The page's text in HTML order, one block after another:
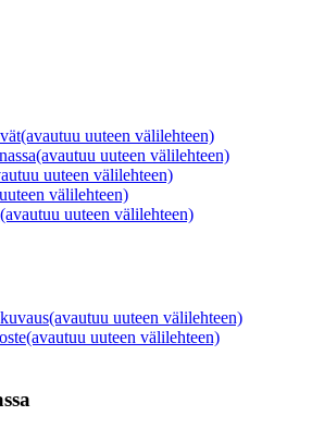
(avautuu uuteen välilehteen)
(avautuu uuteen välilehteen)
uuteen välilehteen)
välilehteen)
(avautuu uuteen välilehteen)
(avautuu uuteen välilehteen)
(avautuu uuteen välilehteen)